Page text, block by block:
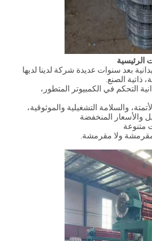
الرئيسية
بعد سنوات عديدة شركة لدينا لديها
ذاتية الصنع.
التحكم في الكمبيوتر المتطور،
والسلامة التشغيلية والموثوقية،
والأسعار المنخفضة